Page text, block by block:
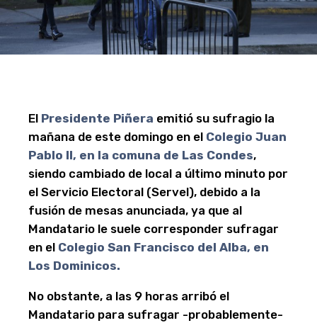
El Presidente Piñera emitió su sufragio la
mañana de este domingo en el Colegio Juan
Pablo II, en la comuna de Las Condes,
siendo cambiado de local a último minuto por
el Servicio Electoral (Servel), debido a la
fusión de mesas anunciada, ya que al
Mandatario le suele corresponder sufragar
en el Colegio San Francisco del Alba, en
Los Dominicos.
No obstante, a las 9 horas arribó el
Mandatario para sufragar -probablemente-